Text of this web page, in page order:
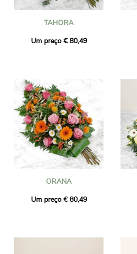
TAHORA
Um preço € 80,49
ORANA
Um preço € 80,49